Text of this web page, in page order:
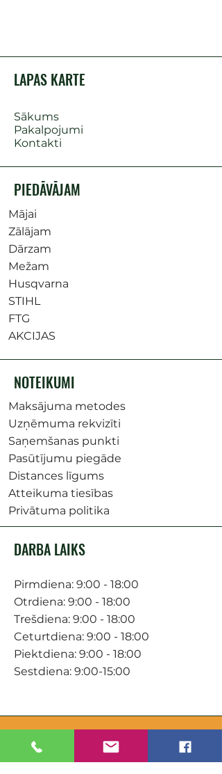
LAPAS KARTE
Sākums
Pakalpojumi
Kontakti
PIEDĀVĀJAM
Mājai
Zālājam
Dārzam
Mežam
Husqvarna
STIHL
FTG
AKCIJAS
NOTEIKUMI
Maksājuma metodes
Uzņēmuma rekvizīti
Saņemšanas punkti
Pasūtījumu piegāde
Distances līgums
Atteikuma tiesības
Privātuma politika
DARBA LAIKS
Pirmdiena: 9:00 - 18:00
Otrdiena: 9:00 - 18:00
Trešdiena: 9:00 - 18:00
Ceturtdiena: 9:00 - 18:00
Piektdiena: 9:00 - 18:00
Sestdiena: 9:00-15:00
KONTAKTI